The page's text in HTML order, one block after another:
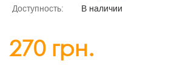
Доступность: В наличии
270 грн.